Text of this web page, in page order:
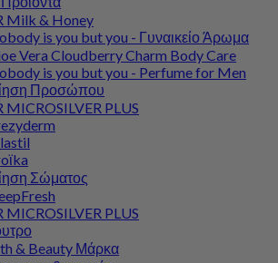
Milk & Honey
is you but you - Γυναικείο Άρωμα
Vera Cloudberry Charm Body Care
is you but you - Perfume for Men
Προσώπου
MICROSILVER PLUS
Σώματος
MICROSILVER PLUS
& Beauty Μάρκα